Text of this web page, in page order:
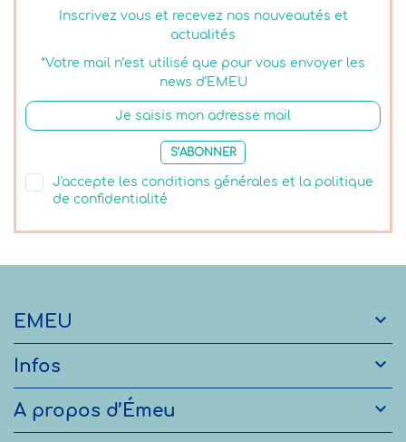
Inscrivez vous et recevez nos nouveautés et
actualités
*Votre mail n’est utilisé que pour vous envoyer les
news d’EMEU
S’ABONNER
J'accepte les conditions générales et la politique
de confidentialité
EMEU 
Infos 
A propos d’Émeu 